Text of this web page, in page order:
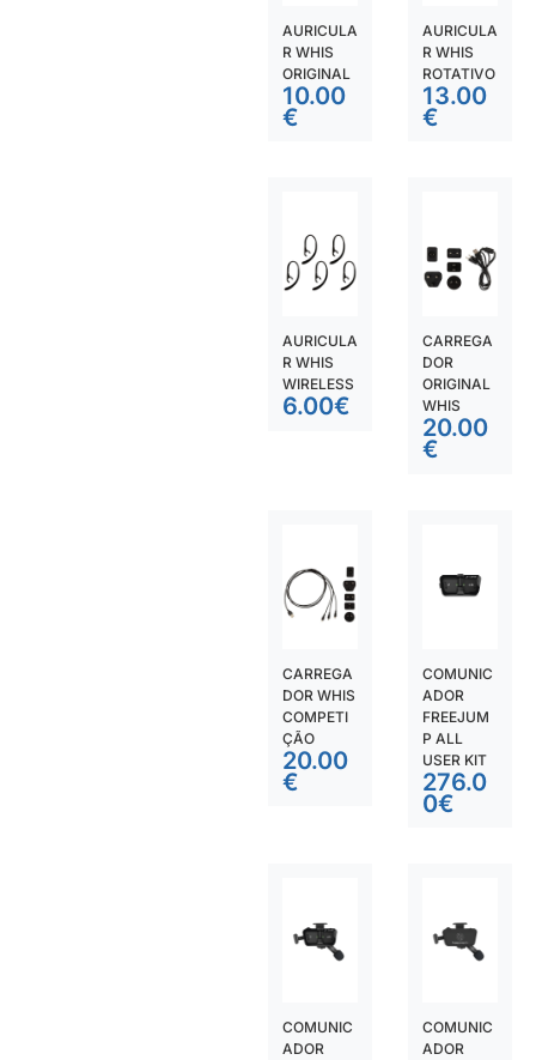
AURICULA
R WHIS
ORIGINAL
10.00
€
AURICULA
R WHIS
ROTATIVO
13.00
€
AURICULA
R WHIS
WIRELESS
6.00€
CARREGA
DOR
ORIGINAL
WHIS
20.00
€
CARREGA
DOR WHIS
COMPETI
ÇÃO
20.00
€
COMUNIC
ADOR
FREEJUM
P ALL
USER KIT
276.0
0€
COMUNIC
ADOR
COMUNIC
ADOR